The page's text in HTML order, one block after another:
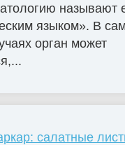
называют
языком». В
орган может
салатные